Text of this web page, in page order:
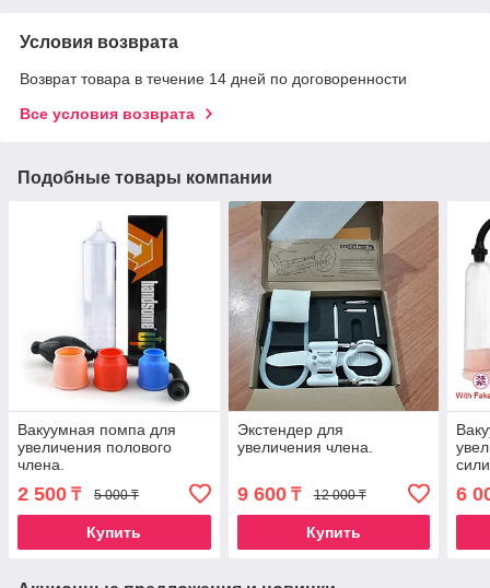
Условия возврата
Возврат товара в течение 14 дней по договоренности
Все условия возврата
Подобные товары компании
Вакуумная помпа для
увеличения полового
члена.
2 500 ₸ 5 000 ₸
Купить
Экстендер для
увеличения члена.
9 600₸ 12 000 ₸
Купить
6